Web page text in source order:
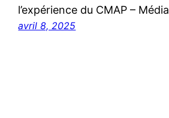
l’expérience du CMAP –
avril 8, 2025